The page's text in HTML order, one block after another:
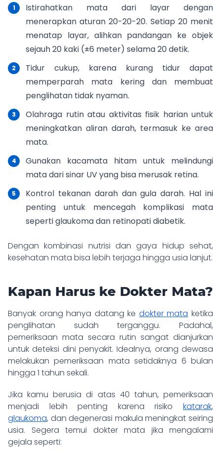
Istirahatkan mata dari layar dengan
menerapkan aturan 20-20-20. Setiap 20 menit
menatap layar, alihkan pandangan ke objek
sejauh 20 kaki (±6 meter) selama 20 detik.
Tidur cukup, karena kurang tidur dapat
memperparah mata kering dan membuat
penglihatan tidak nyaman.
Olahraga rutin atau aktivitas fisik harian untuk
meningkatkan aliran darah, termasuk ke area
mata.
Gunakan kacamata hitam untuk melindungi
mata dari sinar UV yang bisa merusak retina.
Kontrol tekanan darah dan gula darah. Hal ini
penting untuk mencegah komplikasi mata
seperti glaukoma dan retinopati diabetik.
Dengan kombinasi nutrisi dan gaya hidup sehat,
kesehatan mata bisa lebih terjaga hingga usia lanjut.
Kapan Harus ke Dokter Mata?
Banyak orang hanya datang ke dokter mata ketika
penglihatan sudah terganggu. Padahal,
pemeriksaan mata secara rutin sangat dianjurkan
untuk deteksi dini penyakit. Idealnya, orang dewasa
melakukan pemeriksaan mata setidaknya 6 bulan
hingga 1 tahun sekali.
Jika kamu berusia di atas 40 tahun, pemeriksaan
menjadi lebih penting karena risiko katarak,
glaukoma, dan degenerasi makula meningkat seiring
usia. Segera temui dokter mata jika mengalami
gejala seperti: